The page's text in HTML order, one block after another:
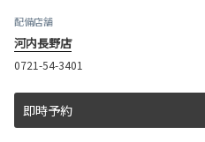
配備店舗
河内長野店
0721-54-3401
即時予約